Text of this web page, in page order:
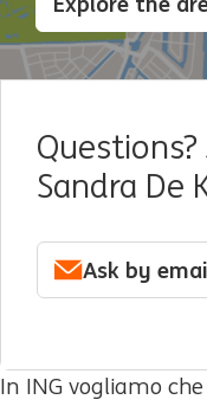
Sandra De
Ask by
In ING vogliamo